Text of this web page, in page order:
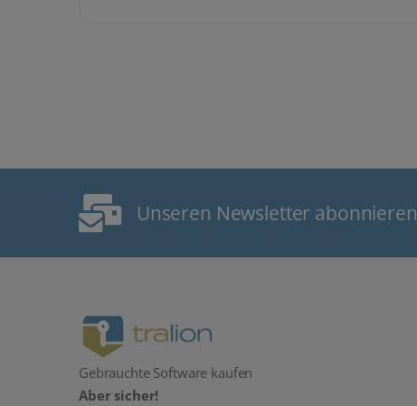
Unseren Newsletter abonnieren
Gebrauchte Software kaufen
Aber sicher!